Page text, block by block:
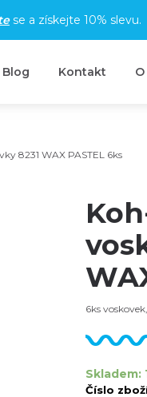
se a získejte 10% slevu.
Blog Kontakt
8231 WAX PASTEL 6ks
6ks
Skladem:
Číslo